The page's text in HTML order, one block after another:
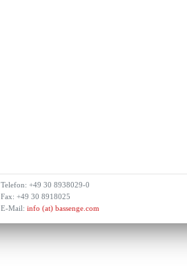
Telefon: +49 30 8938029-0
Fax: +49 30 8918025
E-Mail: info (at) bassenge.com